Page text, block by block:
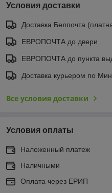
Условия доставки
Доставка Белпочта
ЕВРОПОЧТА до двери
ЕВРОПОЧТА до пункта
Доставка курьером по
Все условия доставки
Условия оплаты
Наложенный платеж
Наличными
Оплата через ЕРИП